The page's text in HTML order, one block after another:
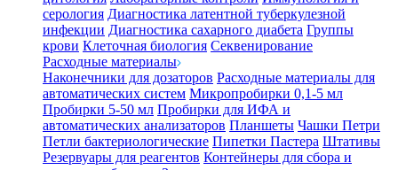
серология Диагностика латентной туберкулезной
инфекции Диагностика сахарного диабета Группы
крови Клеточная биология Секвенирование
Расходные материалы
Наконечники для дозаторов Расходные материалы для
автоматических систем Микропробирки 0,1-5 мл
Пробирки 5-50 мл Пробирки для ИФА и
автоматических анализаторов Планшеты Чашки Петри
Петли бактериологические Пипетки Пастера Штативы
Резервуары для реагентов Контейнеры для сбора и